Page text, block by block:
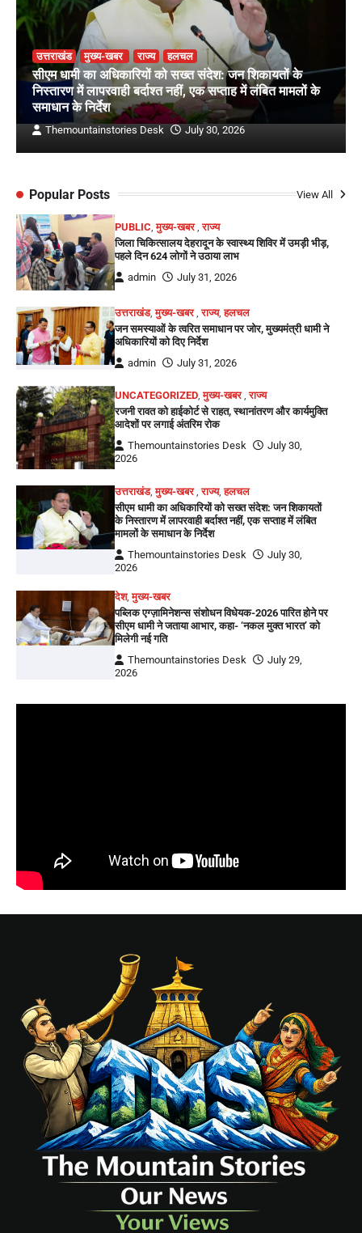
उत्तराखंड मुख्य-खबर राज्य हलचल
सीएम धामी का अधिकारियों को सख्त संदेश: जन शिकायतों के
निस्तारण में लापरवाही बर्दाश्त नहीं, एक सप्ताह में लंबित मामलों के
समाधान के निर्देश
Themountainstories Desk July 30, 2026
Popular Posts View All
PUBLIC ,मुख्य-खबर ,राज्य
जिला चिकित्सालय देहरादून के स्वास्थ्य शिविर में उमड़ी भीड़,
पहले दिन 624 लोगों ने उठाया लाभ
admin
July 31, 2026
उत्तराखंड,मुख्य-खबर ,राज्य,हलचल
जन समस्याओं के त्वरित समाधान पर जोर, मुख्यमंत्री धामी ने
अधिकारियों को दिए निर्देश
admin
July 31, 2026
UNCATEGORIZED,मुख्य-खबर,राज्य
रजनी रावत को हाईकोर्ट से राहत, स्थानांतरण और कार्यमुक्ति
आदेशों पर लगाई अंतरिम रोक
Themountainstories Desk
July 30,
2026
उत्तराखंड,मुख्य-खबर,राज्य,हलचल
सीएम धामी का अधिकारियों को सख्त संदेश: जन शिकायतों
के निस्तारण में लापरवाही बर्दाश्त नहीं, एक सप्ताह में लंबित
मामलों के समाधान के निर्देश
Themountainstories Desk
July 30,
2026
देश,मुख्य-खबर
पब्लिक एग्ज़ामिनेशन्स संशोधन विधेयक-2026 पारित होने पर
सीएम धामी ने जताया आभार, कहा- ‘नकल मुक्त भारत’ को
मिलेगी नई गति
Themountainstories Desk
July 29,
2026